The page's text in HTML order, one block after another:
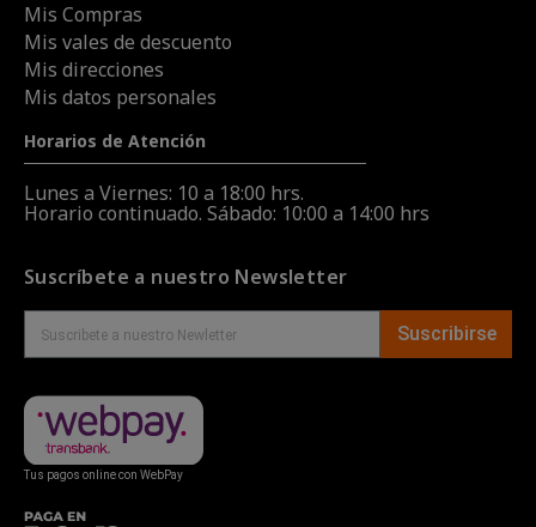
Mis Compras
Mis vales de descuento
Mis direcciones
Mis datos personales
Horarios de Atención
Lunes a Viernes: 10 a 18:00 hrs.
Horario continuado. Sábado: 10:00 a 14:00 hrs
Suscríbete a nuestro Newsletter
Suscribirse
Tus pagos online con WebPay